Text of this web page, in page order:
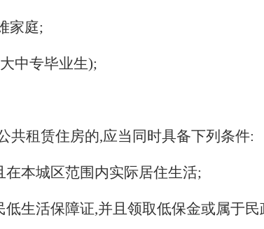
家庭;
中专毕业生);
共租赁住房的,应当同时具备下列条件:
本城区范围内实际居住生活;
生活保障证,并且领取低保金或属于